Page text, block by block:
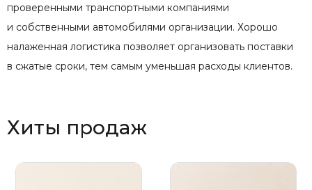
проверенными транспортными компаниями
и собственными автомобилями организации. Хорошо
налаженная логистика позволяет организовать поставки
в сжатые сроки, тем самым уменьшая расходы клиентов.
Хиты продаж